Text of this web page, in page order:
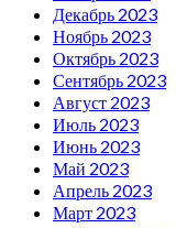
Декабрь 2023
Ноябрь 2023
Октябрь 2023
Сентябрь 2023
Август 2023
Июль 2023
Июнь 2023
Май 2023
Апрель 2023
Март 2023